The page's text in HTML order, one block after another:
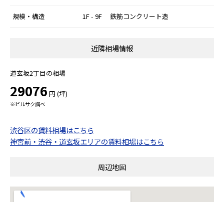
規模・構造 1F - 9F 鉄筋コンクリート造
近隣相場情報
道玄坂2丁目の相場
29076 円 (坪)
※ビルサク調べ
渋谷区の賃料相場はこちら
神宮前・渋谷・道玄坂エリアの賃料相場はこちら
周辺地図